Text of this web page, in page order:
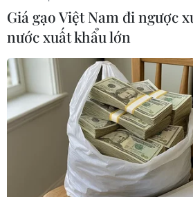
# Walmart #bạo lực súng đạn
#Walter Wallace
Giá gạo Việt Nam đi ngược
nước xuất khẩu lớn